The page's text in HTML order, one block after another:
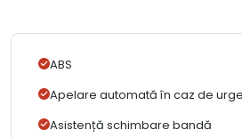
ABS
Apelare automată în caz de
Asistență schimbare bandă